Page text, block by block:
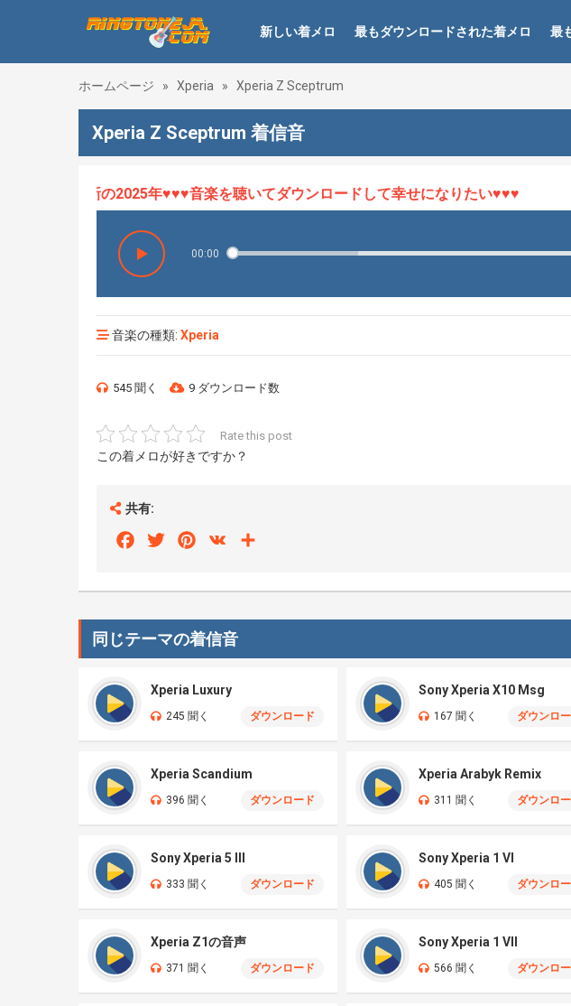
新しい着メロ 最もダウンロードされた着メロ 最
ホームページ » Xperia » Xperia Z Sceptrum
Xperia Z Sceptrum 着信音
、最新の2025年♥♥♥音楽を聴いてダウンロードして幸せになりたい♥♥♥
00:00
音楽の種類: Xperia
545 聞く 9 ダウンロード数
Rate this post
この着メロが好きですか？
共有:
FacebookTwitterPinterest
VK
同じテーマの着信音
Xperia Luxury
245 聞く ダウンロード
Sony Xperia X10 Msg
167 聞く ダウンロ
Xperia Scandium
396 聞く ダウンロード
Xperia Arabyk Remix
311 聞く ダウンロ
Sony Xperia 5 III
333 聞く ダウンロード
Sony Xperia 1 VI
405 聞く ダウンロ
Xperia Z1の音声
371 聞く ダウンロード
Sony Xperia 1 VII
566 聞く ダウンロ